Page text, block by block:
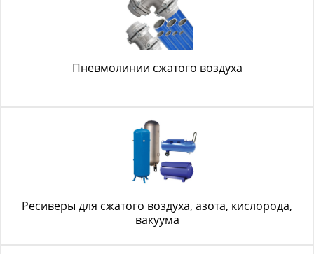
Пневмолинии сжатого воздуха
Ресиверы для сжатого воздуха, азота, кислорода,
вакуума